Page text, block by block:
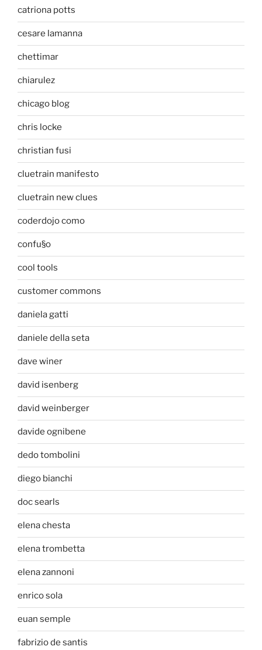
catriona potts
cesare lamanna
chettimar
chiarulez
chicago blog
chris locke
christian fusi
cluetrain manifesto
cluetrain new clues
coderdojo como
confu§o
cool tools
customer commons
daniela gatti
daniele della seta
dave winer
david isenberg
david weinberger
davide ognibene
dedo tombolini
diego bianchi
doc searls
elena chesta
elena trombetta
elena zannoni
enrico sola
euan semple
fabrizio de santis